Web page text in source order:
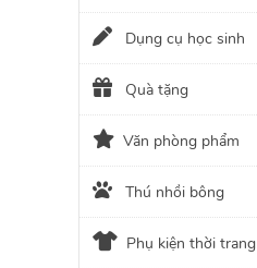
Dụng cụ học sinh
Quà tặng
Văn phòng phẩm
Thú nhồi bông
Phụ kiện thời trang